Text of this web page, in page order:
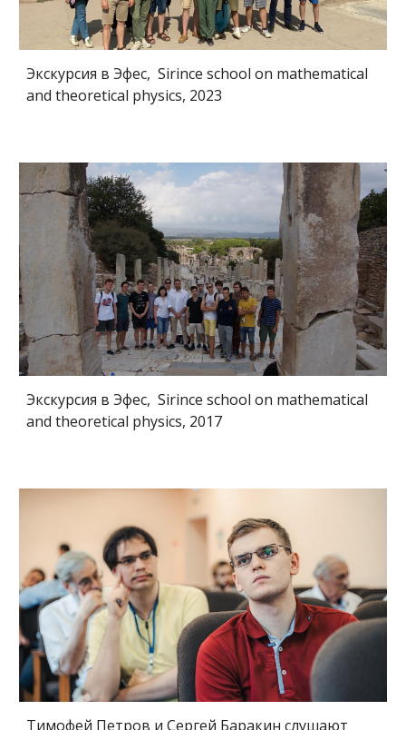
Экскурсия в Эфес, Sirince school on mathematical
and theoretical physics, 2023
Экскурсия в Эфес, Sirince school on mathematical
and theoretical physics, 2017
Тимофей Петров и Сергей Баракин слушают